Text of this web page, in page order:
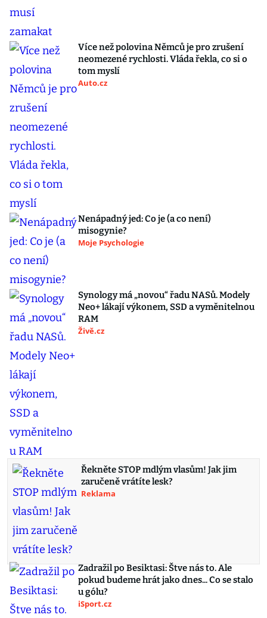
Více než polovina Němců je pro zrušení
neomezené rychlosti. Vláda řekla, co si o
tom myslí
Auto.cz
Nenápadný jed: Co je (a co není)
misogynie?
Moje Psychologie
Synology má „novou“ řadu NASů. Modely
Neo+ lákají výkonem, SSD a vyměnitelnou
RAM
Živě.cz
Řekněte STOP mdlým vlasům! Jak jim
zaručeně vrátíte lesk?
Reklama
Zadražil po Besiktasi: Štve nás to. Ale
pokud budeme hrát jako dnes... Co se stalo
u gólu?
iSport.cz